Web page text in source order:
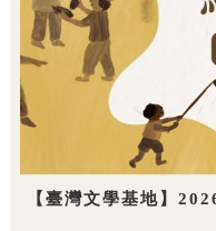
【臺灣文學基地】